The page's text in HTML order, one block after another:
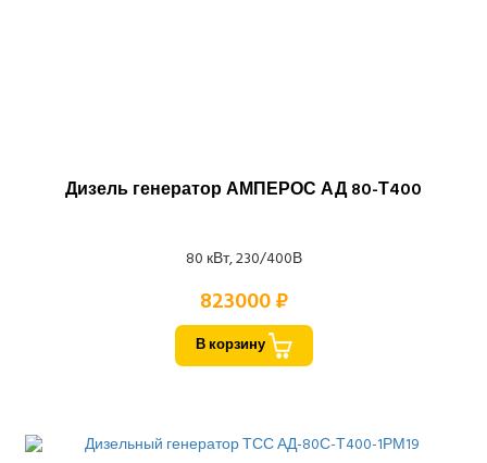
Дизель генератор АМПЕРОС АД 80-Т400
80 кВт, 230/400В
823000 ₽
В корзину